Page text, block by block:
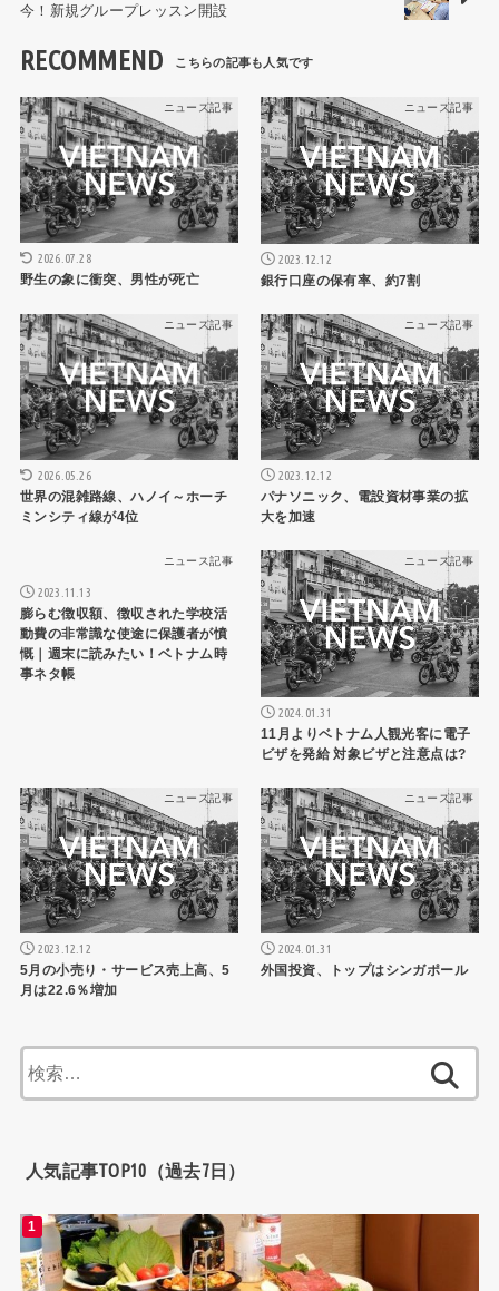
今！新規グループレッスン開設
RECOMMEND
ニュース記事
2026.07.28
野生の象に衝突、男性が死亡
ニュース記事
2023.12.12
銀行口座の保有率、約7割
ニュース記事
2026.05.26
世界の混雑路線、ハノイ～ホーチ
ミンシティ線が4位
ニュース記事
2023.12.12
パナソニック、電設資材事業の拡
大を加速
ニュース記事
2023.11.13
膨らむ徴収額、徴収された学校活
動費の非常識な使途に保護者が憤
慨｜週末に読みたい！ベトナム時
事ネタ帳
ニュース記事
2024.01.31
11月よりベトナム人観光客に電子
ビザを発給 対象ビザと注意点は?
ニュース記事
2023.12.12
5月の小売り・サービス売上高、5
月は22.6％増加
ニュース記事
2024.01.31
外国投資、トップはシンガポール
索:
人気記事TOP10（過去7日）